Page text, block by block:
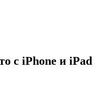
с iPhone и iPad